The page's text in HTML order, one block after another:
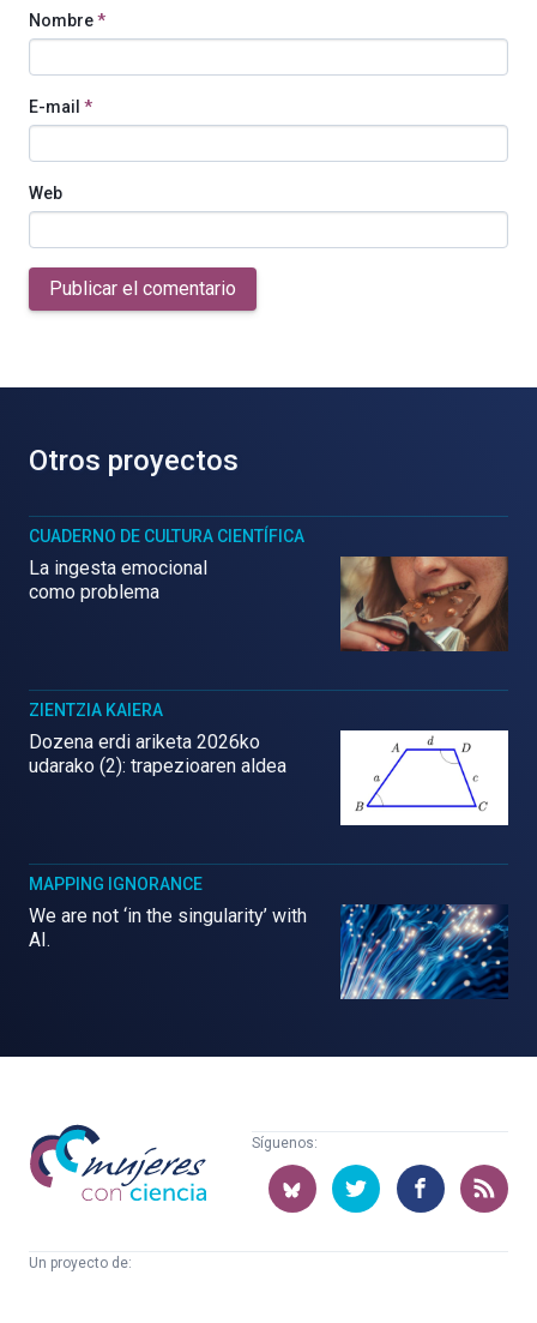
Nombre*
E-mail *
Web
Publicar el comentario
Otros proyectos
CUADERNO DE CULTURA CIENTÍFICA
La ingesta emocional
como problema
ZIENTZIA KAIERA
Dozena erdi ariketa 2026ko
udarako (2): trapezioaren aldea
MAPPING IGNORANCE
We are not ‘in the singularity’ with
AI.
Mujeres
con
ciencia
Síguenos:
Un proyecto de: